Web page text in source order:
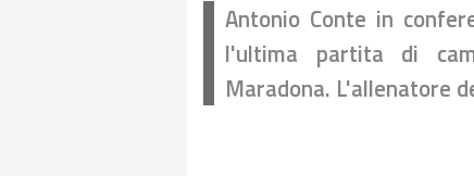
Antonio Conte in
l'ultima partita di
Maradona. L'allenatore